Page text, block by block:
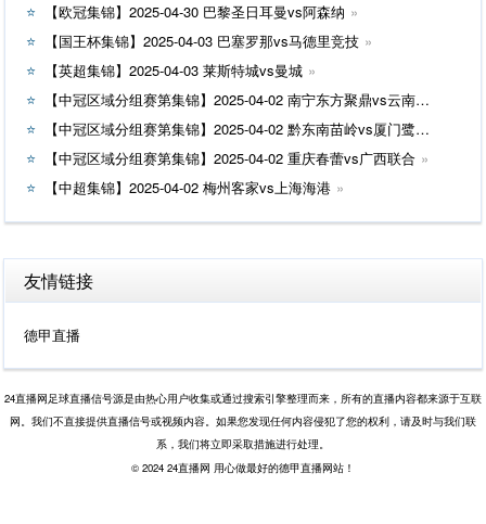
【欧冠集锦】2025-04-30 巴黎圣日耳曼vs阿森纳
【国王杯集锦】2025-04-03 巴塞罗那vs马德里竞技
【英超集锦】2025-04-03 莱斯特城vs曼城
【中冠区域分组赛第集锦】2025-04-02 南宁东方聚鼎vs云南爨合
【中冠区域分组赛第集锦】2025-04-02 黔东南苗岭vs厦门鹭建天成
【中冠区域分组赛第集锦】2025-04-02 重庆春蕾vs广西联合
【中超集锦】2025-04-02 梅州客家vs上海海港
友情链接
德甲直播
24直播网足球直播信号源是由热心用户收集或通过搜索引擎整理而来，所有的直播内容都来源于互联
网。我们不直接提供直播信号或视频内容。如果您发现任何内容侵犯了您的权利，请及时与我们联
系，我们将立即采取措施进行处理。
© 2024 24直播网 用心做最好的德甲直播网站！